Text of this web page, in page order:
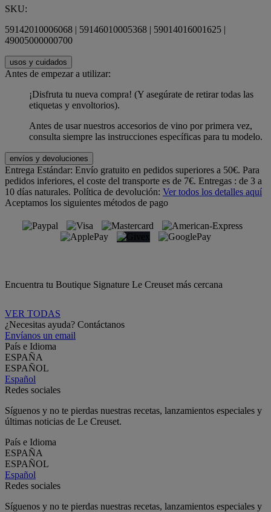
SKU:
59142010006068 | 59146010005368 | 59014016001625 |
49005000000700
usos y cuidados
Antes de empezar a utilizar:
¡Disfruta tu nueva compra! (Y asegúrate de retirar todas las
etiquetas y envoltorios).
Antes de usar nuestros accesorios de vino por primera vez,
consulta siempre las instrucciones específicas para tu modelo.
envíos y devoluciones
Entrega Estándar: Envío gratuito en pedidos superiores a 50€. Para
pedidos inferiores, el coste del transporte es de 7€. Entregas : de 3 a
10 días naturales. Política de devolución: Ver todos los detalles aquí
Aceptamos los siguientes métodos de pago
Encuentra tu Boutique Signature Le Creuset más cercana
VER TODAS
¿Necesitas ayuda? Contáctanos
Envíanos un email
País e Idioma
ESPAÑA
ESPAÑOL
Español
Redes sociales
Síguenos y no te pierdas nuestras recetas, lanzamientos especiales y
últimas noticias de Le Creuset.
País e Idioma
ESPAÑA
ESPAÑOL
Español
Redes sociales
Síguenos y no te pierdas nuestras recetas, lanzamientos especiales y